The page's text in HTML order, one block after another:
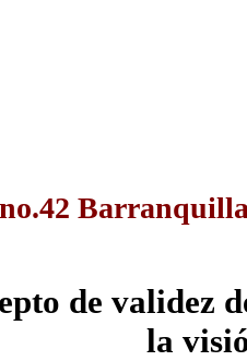
de validez
la